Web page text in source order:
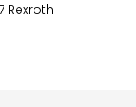
Rexroth